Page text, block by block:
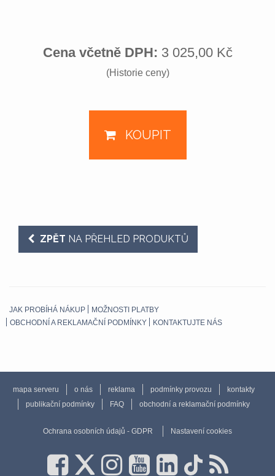
Cena včetně DPH: 3 025,00 Kč
(Historie ceny)
KOUPIT
ZPĚT NA PŘEHLED PRODUKTŮ
JAK PROBÍHÁ NÁKUP
MOŽNOSTI PLATBY
OBCHODNÍ A REKLAMAČNÍ PODMÍNKY
KONTAKTUJTE NÁS
mapa serveru o nás reklama podmínky provozu
kontakty
publikační podmínky
FAQ obchodní a reklamační podmínky
Ochrana osobních údajů - GDPR Nastavení cookies